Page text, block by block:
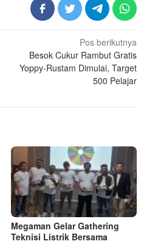
Pos berikutnya
Besok Cukur Rambut Gratis
Yoppy-Rustam Dimulai, Target
500 Pelajar
Megaman Gelar Gathering
Teknisi Listrik Bersama